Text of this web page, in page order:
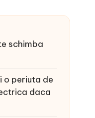
schimba
o periuta de
daca